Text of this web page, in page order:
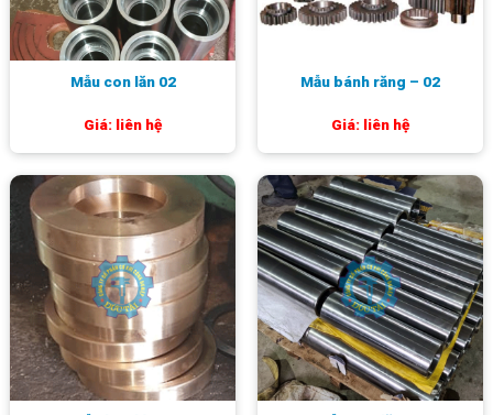
Mẫu con lăn 02
Giá: liên hệ
Mẫu bánh răng – 02
Giá: liên hệ